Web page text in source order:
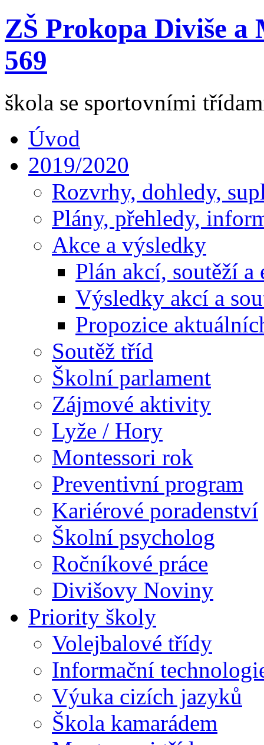
ZŠ Prokopa Diviše
569
škola se sportovními
Úvod
2019/2020
Rozvrhy, dohledy,
Plány, přehledy,
Akce a výsledky
Plán akcí, soutěží a
Výsledky akcí a
Propozice
Soutěž tříd
Školní parlament
Zájmové aktivity
Lyže / Hory
Montessori rok
Preventivní program
Kariérové poradenství
Školní psycholog
Ročníkové práce
Divišovy Noviny
Priority školy
Volejbalové třídy
Informační
Výuka cizích jazyků
Škola kamarádem